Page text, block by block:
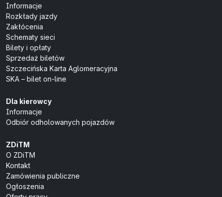
Informacje
Rozkłady jazdy
Zakłócenia
Schematy sieci
Bilety i opłaty
Sprzedaż biletów
Szczecińska Karta Aglomeracyjna
SKA – bilet on-line
Dla kierowcy
Informacje
Odbiór odholowanych pojazdów
ZDiTM
O ZDiTM
Kontakt
Zamówienia publiczne
Ogłoszenia